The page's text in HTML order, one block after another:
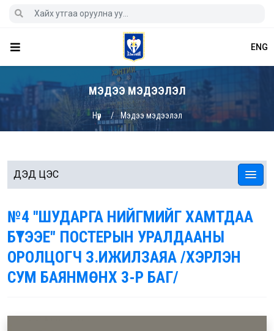
ENG
МЭДЭЭ МЭДЭЭЛЭЛ
Нүүр Мэдээ мэдээлэл
ДЭД ЦЭС
№4 "ШУДАРГА НИЙГМИЙГ ХАМТДАА
БҮТЭЭЕ" ПОСТЕРЫН УРАЛДААНЫ
ОРОЛЦОГЧ З.ИЖИЛЗАЯА /ХЭРЛЭН
СУМ БАЯНМӨНХ 3-Р БАГ/